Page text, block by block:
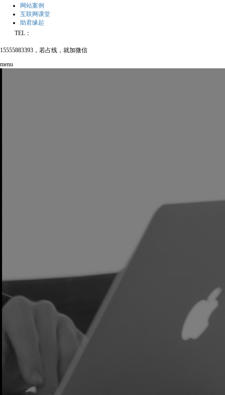
网站案例
互联网课堂
助君缘起
TEL：
15555883393，若占线，就加微信
menu